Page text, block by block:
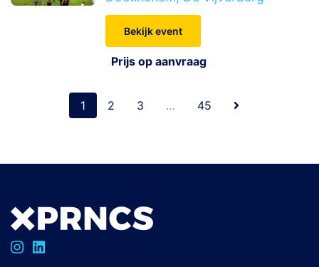
Bekijk event
Prijs op aanvraag
1 2 3 … 45